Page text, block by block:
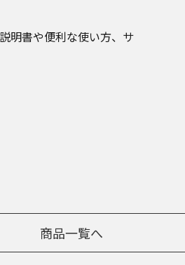
明書や便利な使い方、サ
商品一覧へ